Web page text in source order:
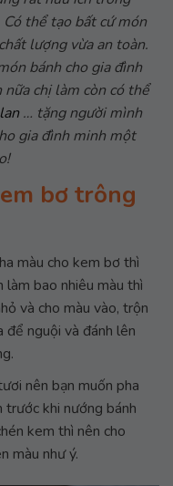
Có thể tạo bất cứ món
lượng vừa an toàn.
bánh cho gia đình
chị làm còn có thể
… tặng người mình
gia đình minh một
bơ trông
màu cho kem bơ thì
làm bao nhiêu màu thì
và cho màu vào, trộn
để nguội và đánh lên
nên bạn muốn pha
khi nướng bánh
kem thì nên cho
màu như ý.